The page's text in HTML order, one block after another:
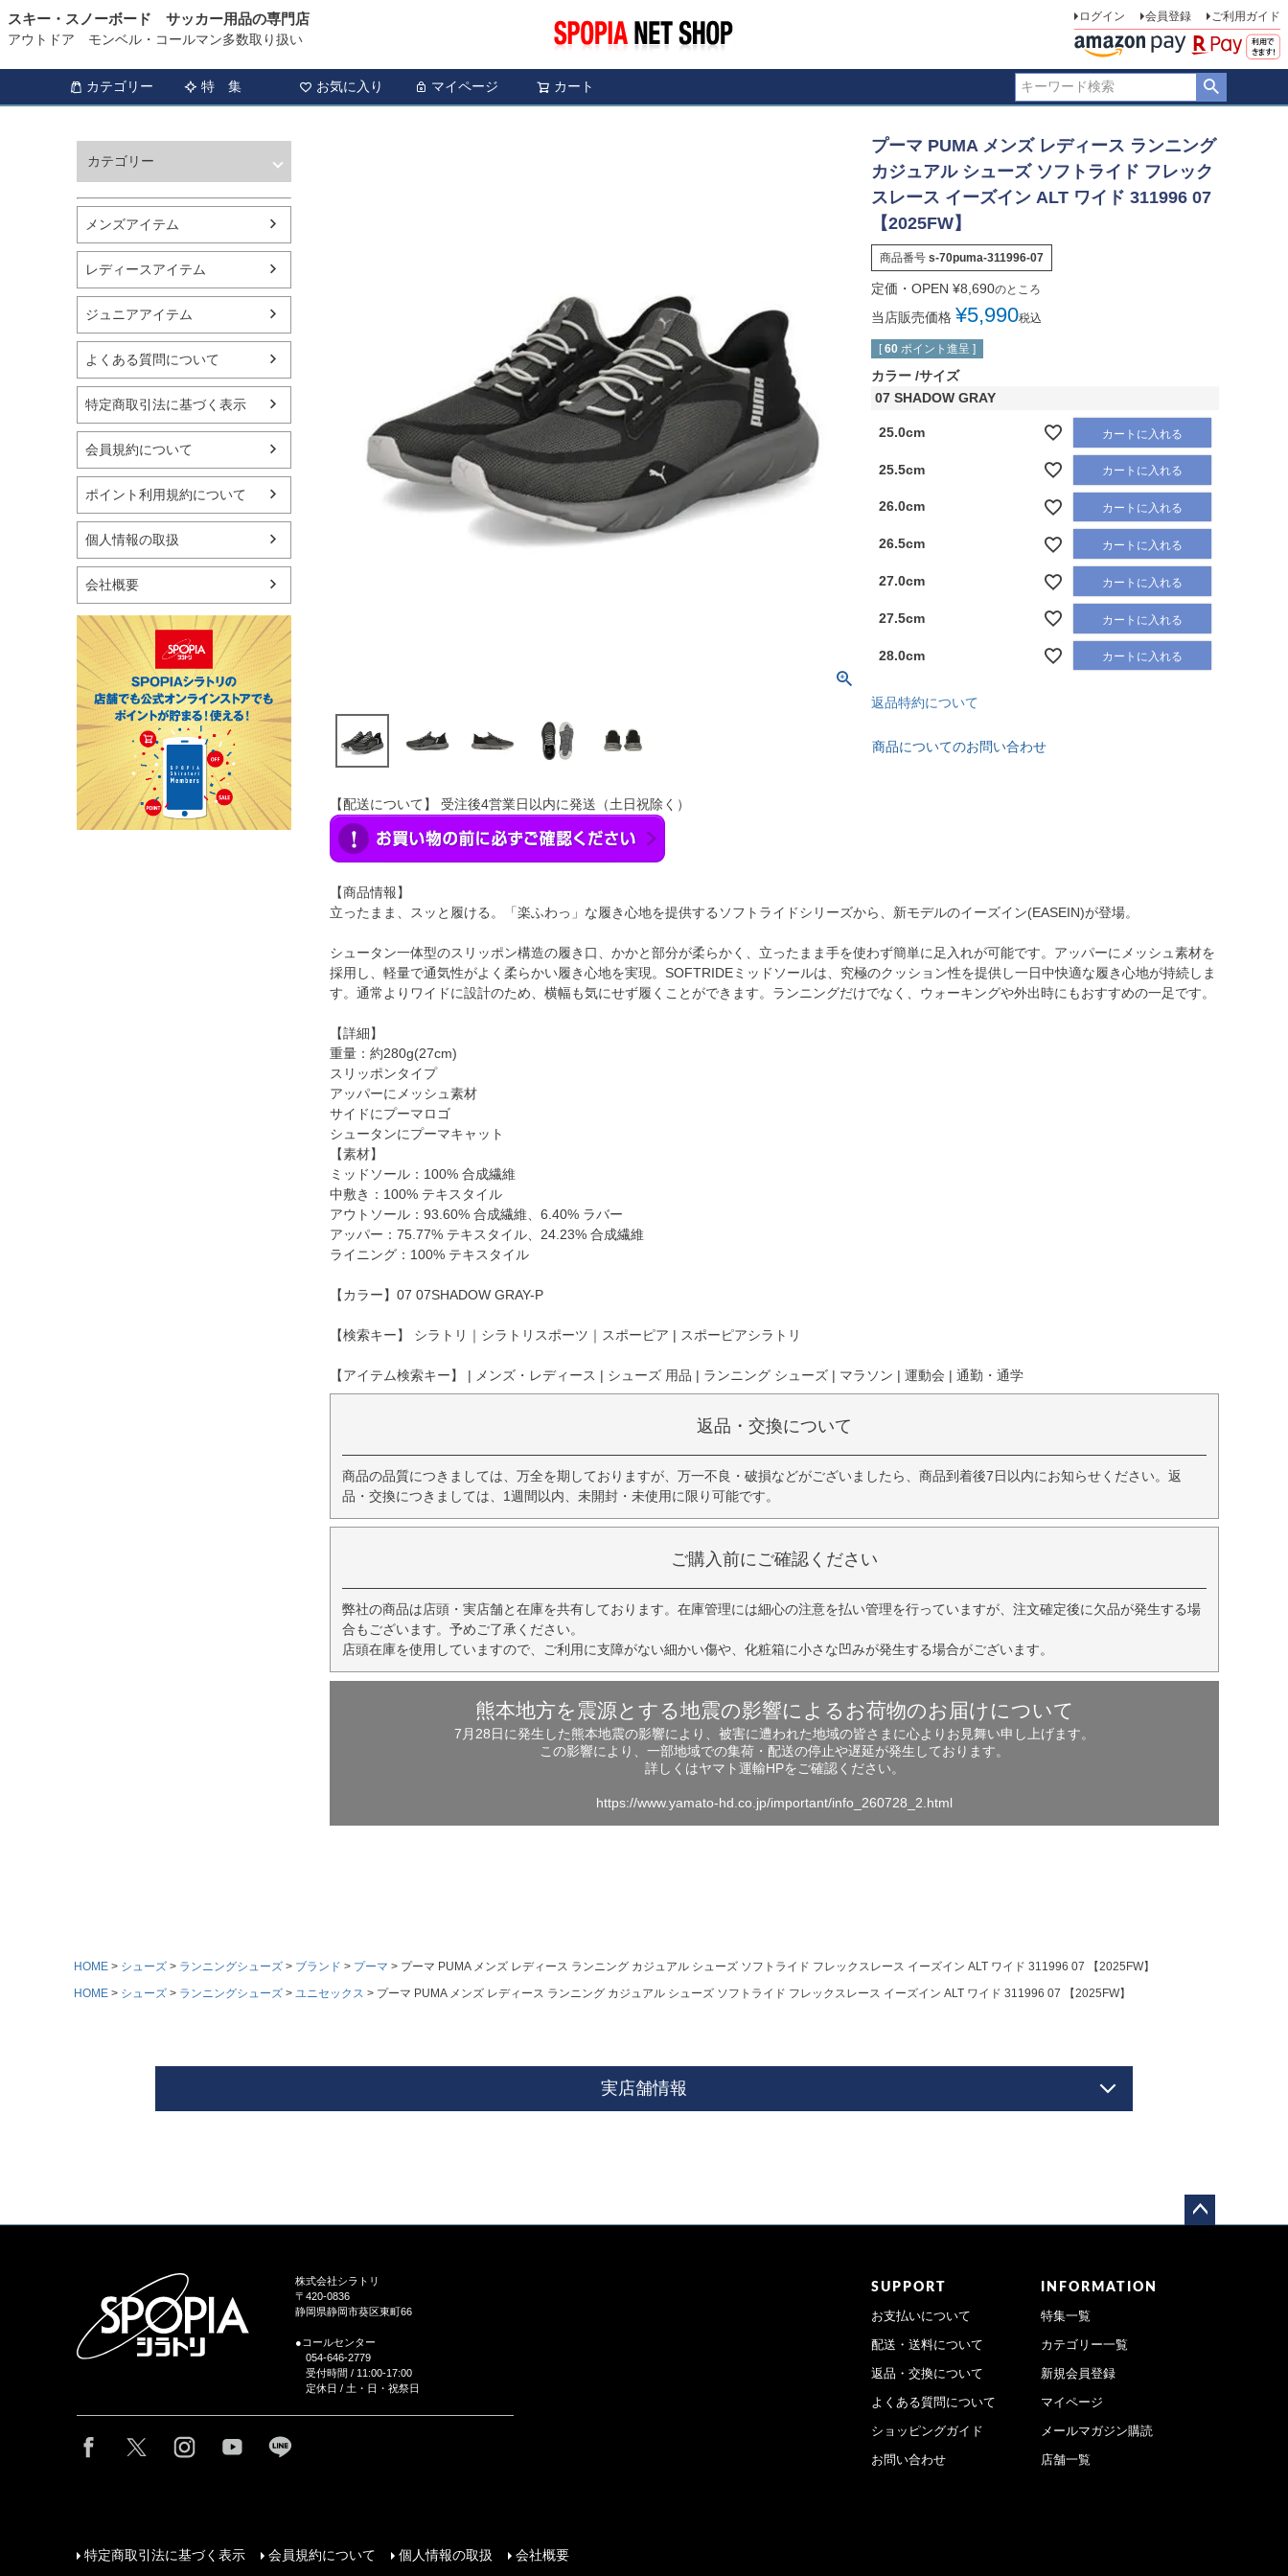
スキー・スノーボード サッカー用品の専門店
アウトドア モンベル・コールマン多数取り扱い
ログイン 会員登録 ご利用ガイド
カテゴリー 特 集 お気に入り マイページ カート
カテゴリー
バスケットボール
シューズ
ランニング用品
スポーツアパレル
テニス
バレーボール
フィットネス用品
スイミング用品
マリン
スケートボード
野球・ソフトボール
ゴルフ
卓球用品
バッグ・サングラス
ハンドボール用品
ラグビー用品
グランドゴルフ
メンズアイテム
レディースアイテム
ジュニアアイテム
よくある質問について
特定商取引法に基づく表示
会員規約について
ポイント利用規約について
個人情報の取扱
会社概要
プーマ PUMA メンズ レディース ランニング
カジュアル シューズ ソフトライド フレック
スレース イーズイン ALT ワイド 311996 07
【2025FW】
商品番号 s-70puma-311996-07
定価・OPEN ¥8,690のところ
当店販売価格 ¥5,990税込
[ 60 ポイント進呈 ]
カラー サイズ
07 SHADOW GRAY
25.0cm カートに入れる
25.5cm カートに入れる
26.0cm カートに入れる
26.5cm カートに入れる
27.0cm カートに入れる
27.5cm カートに入れる
28.0cm カートに入れる
返品特約について
商品についてのお問い合わせ
【配送について】 受注後4営業日以内に発送（土日祝除く）
【商品情報】
立ったまま、スッと履ける。「楽ふわっ」な履き心地を提供するソフトライドシリーズから、新モデルのイーズイン(EASEIN)が登場。
シュータン一体型のスリッポン構造の履き口、かかと部分が柔らかく、立ったまま手を使わず簡単に足入れが可能です。アッパーにメッシュ素材を
採用し、軽量で通気性がよく柔らかい履き心地を実現。SOFTRIDEミッドソールは、究極のクッション性を提供し一日中快適な履き心地が持続しま
す。通常よりワイドに設計のため、横幅も気にせず履くことができます。ランニングだけでなく、ウォーキングや外出時にもおすすめの一足です。
【詳細】
重量：約280g(27cm)
スリッポンタイプ
アッパーにメッシュ素材
サイドにプーマロゴ
シュータンにプーマキャット
【素材】
ミッドソール：100% 合成繊維
中敷き：100% テキスタイル
アウトソール：93.60% 合成繊維、6.40% ラバー
アッパー：75.77% テキスタイル、24.23% 合成繊維
ライニング：100% テキスタイル
【カラー】07 07SHADOW GRAY-P
【検索キー】 シラトリ｜シラトリスポーツ｜スポーピア | スポーピアシラトリ
【アイテム検索キー】 | メンズ・レディース | シューズ 用品 | ランニング シューズ | マラソン | 運動会 | 通勤・通学
返品・交換について
商品の品質につきましては、万全を期しておりますが、万一不良・破損などがございましたら、商品到着後7日以内にお知らせください。返
品・交換につきましては、1週間以内、未開封・未使用に限り可能です。
ご購入前にご確認ください
弊社の商品は店頭・実店舗と在庫を共有しております。在庫管理には細心の注意を払い管理を行っていますが、注文確定後に欠品が発生する場
合もございます。予めご了承ください。
店頭在庫を使用していますので、ご利用に支障がない細かい傷や、化粧箱に小さな凹みが発生する場合がございます。
熊本地方を震源とする地震の影響によるお荷物のお届けについて
7月28日に発生した熊本地震の影響により、被害に遭われた地域の皆さまに心よりお見舞い申し上げます。
この影響により、一部地域での集荷・配送の停止や遅延が発生しております。
詳しくはヤマト運輸HPをご確認ください。
https://www.yamato-hd.co.jp/important/info_260728_2.html
HOME シューズ ランニングシューズ ブランド プーマ
プーマ PUMA メンズ レディース ランニング カジュアル シューズ ソフトライド フレックスレース イーズイン ALT ワイド 311996 07 【2025FW】
HOME
シューズ ランニングシューズ ユニセックス プーマ PUMA メンズ レディース ランニング カジュアル シューズ ソフトライド フレックスレース イーズイン ALT ワイド 311996 07 【2025FW】
実店舗情報
株式会社シラトリ
〒420-0836
静岡県静岡市葵区東町66
●コールセンター
054-646-2779
受付時間 / 11:00-17:00
定休日 / 土・日・祝祭日
SUPPORT
お支払いについて
配送・送料について
返品・交換について
よくある質問について
ショッピングガイド
お問い合わせ
INFORMATION
特集一覧
カテゴリー一覧
新規会員登録
マイページ
メールマガジン購読
店舗一覧
特定商取引法に基づく表示 会員規約について 個人情報の取扱 会社概要